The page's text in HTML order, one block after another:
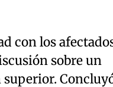
con los
sobre un